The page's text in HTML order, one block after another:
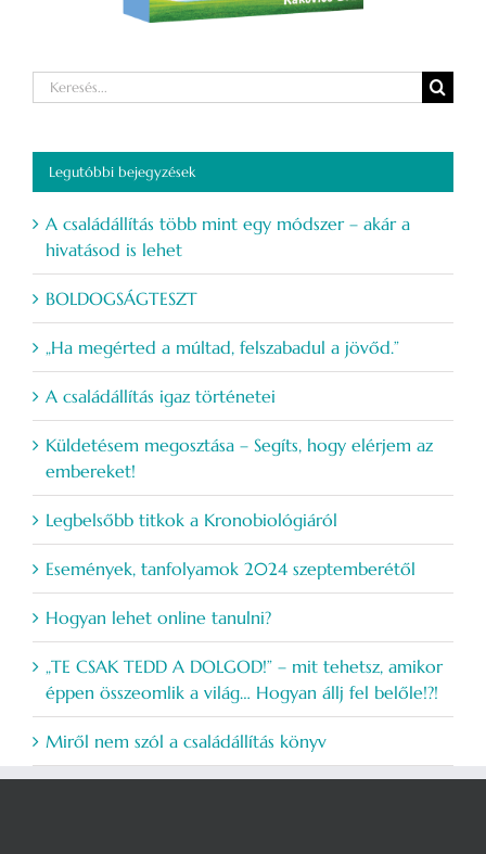
Keresés...
Legutóbbi bejegyzések
A családállítás több mint egy módszer – akár a
hivatásod is lehet
BOLDOGSÁGTESZT
„Ha megérted a múltad, felszabadul a jövőd.”
A családállítás igaz történetei
Küldetésem megosztása – Segíts, hogy elérjem az
embereket!
Legbelsőbb titkok a Kronobiológiáról
Események, tanfolyamok 2024 szeptemberétől
Hogyan lehet online tanulni?
„TE CSAK TEDD A DOLGOD!” – mit tehetsz, amikor
éppen összeomlik a világ… Hogyan állj fel belőle!?!
Miről nem szól a családállítás könyv